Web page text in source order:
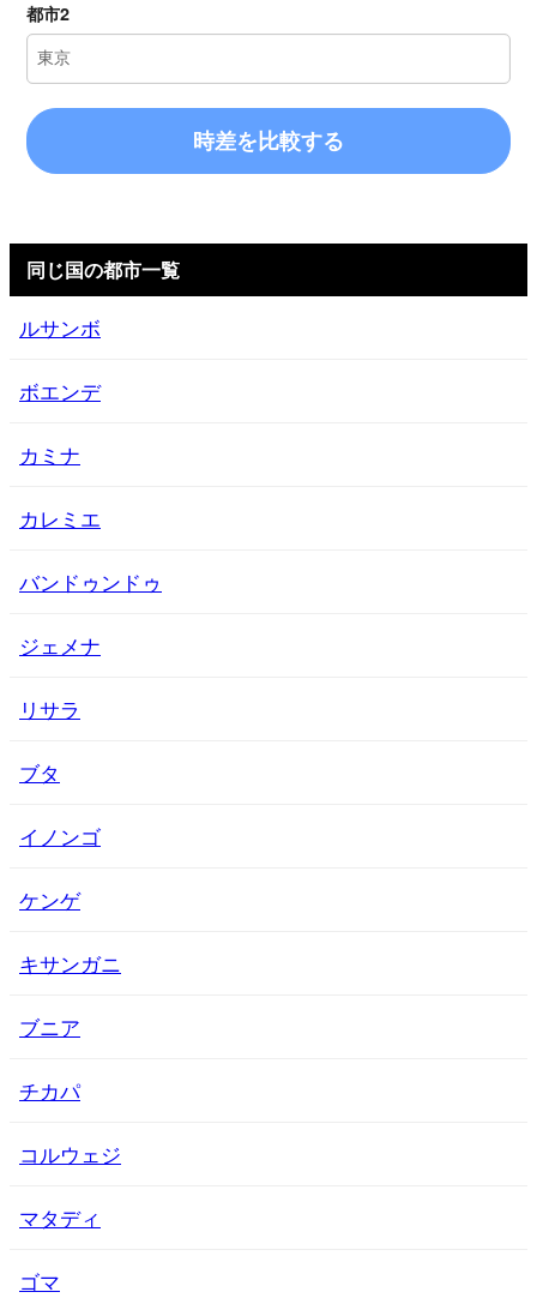
都市2
時差を比較する
同じ国の都市一覧
ルサンボ
ボエンデ
カミナ
カレミエ
バンドゥンドゥ
ジェメナ
リサラ
ブタ
イノンゴ
ケンゲ
キサンガニ
ブニア
チカパ
コルウェジ
マタディ
ゴマ